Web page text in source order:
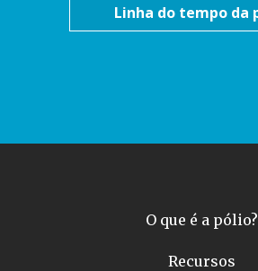
Linha do tempo da
O que é a pólio?
Recursos